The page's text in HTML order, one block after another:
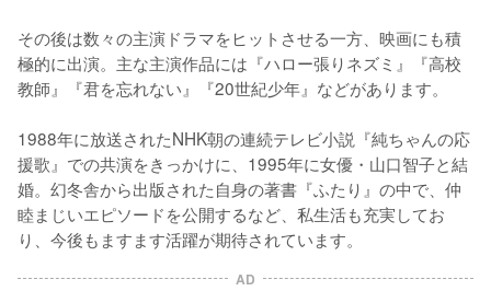
その後は数々の主演ドラマをヒットさせる一方、映画にも積
極的に出演。主な主演作品には『ハロー張りネズミ』『高校
教師』『君を忘れない』『20世紀少年』などがあります。
1988年に放送されたNHK朝の連続テレビ小説『純ちゃんの応
援歌』での共演をきっかけに、1995年に女優・山口智子と結
婚。幻冬舎から出版された自身の著書『ふたり』の中で、仲
睦まじいエピソードを公開するなど、私生活も充実してお
り、今後もますます活躍が期待されています。
AD